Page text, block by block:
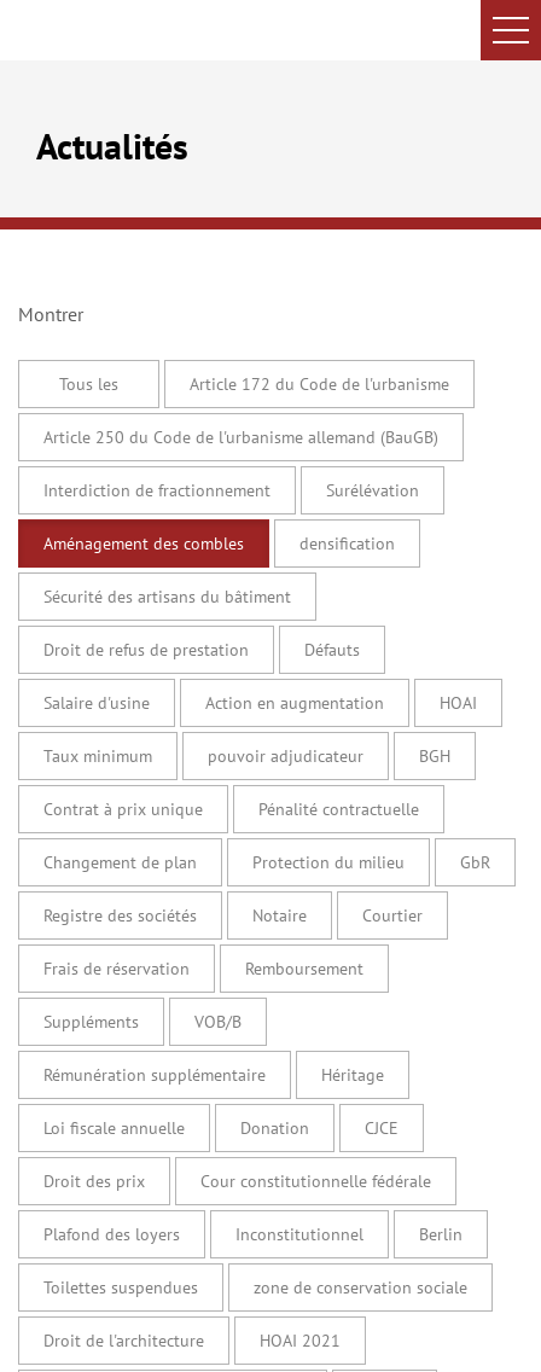
Actualités
Montrer
Tous les Article 172 du Code de l'urbanisme
Article 250 du Code de l'urbanisme allemand (BauGB)
Interdiction de fractionnement Surélévation
Aménagement des combles densification
Sécurité des artisans du bâtiment
Droit de refus de prestation Défauts
Salaire d'usine Action en augmentation HOAI
Taux minimum pouvoir adjudicateur BGH
Contrat à prix unique Pénalité contractuelle
Changement de plan Protection du milieu GbR
Registre des sociétés Notaire Courtier
Frais de réservation Remboursement
Suppléments VOB/B
Rémunération supplémentaire Héritage
Loi fiscale annuelle Donation CJCE
Droit des prix Cour constitutionnelle fédérale
Plafond des loyers Inconstitutionnel Berlin
Toilettes suspendues zone de conservation sociale
Droit de l'architecture HOAI 2021